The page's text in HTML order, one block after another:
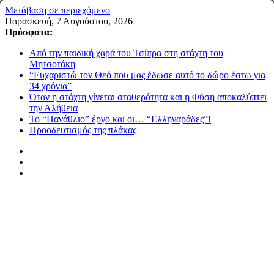
Μετάβαση σε περιεχόμενο
Παρασκευή, 7 Αυγούστου, 2026
Πρόσφατα:
Από την παιδική χαρά του Τσίπρα στη στάχτη του
Μητσοτάκη
“Ευχαριστώ τον Θεό που μας έδωσε αυτό το δώρο έστω για
34 χρόνια”
Όταν η στάχτη γίνεται σταθερότητα και η Φύση αποκαλύπτει
την Αλήθεια
Το “Πανάθλιο” έργο και οι… “Ελληναράδες”!
Προοδευτισμός της πλάκας